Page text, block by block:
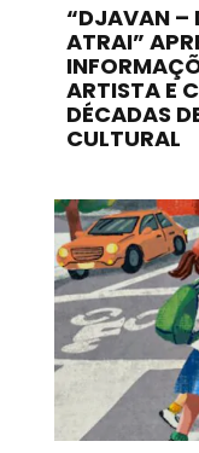
“DJAVAN –
ATRAI”
ARTISTA E
DÉCADAS
CULTURAL